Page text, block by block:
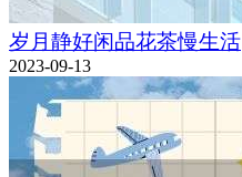
岁月静好闲品花茶慢生活
2023-09-13